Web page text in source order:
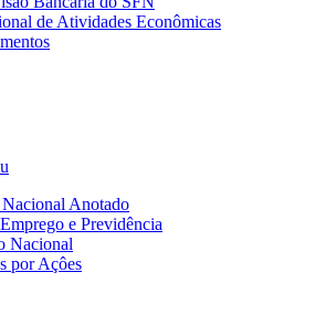
de Atividades Econômicas
Anotado
e Previdência
Nacional
por Açôes